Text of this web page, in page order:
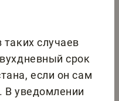
таких случаев
срок
если он сам
В уведомлении